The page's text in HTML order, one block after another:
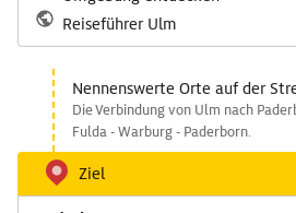
Reiseführer Ulm
Nennenswerte Orte auf der
Die Verbindung von Ulm nach
Fulda - Warburg - Paderborn.
Ziel